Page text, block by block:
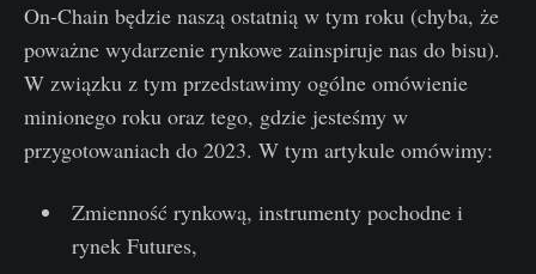
On-Chain będzie naszą ostatnią w tym roku (chyba, że
poważne wydarzenie rynkowe zainspiruje nas do bisu).
W związku z tym przedstawimy ogólne omówienie
minionego roku oraz tego, gdzie jesteśmy w
przygotowaniach do 2023. W tym artykule omówimy:
Zmienność rynkową, instrumenty pochodne i
rynek Futures,